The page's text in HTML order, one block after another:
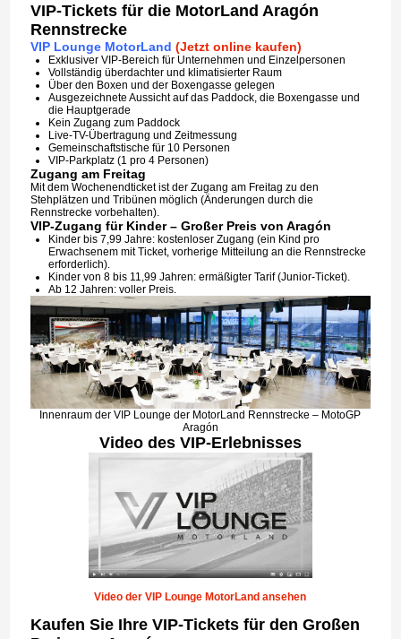
VIP-Tickets für die MotorLand Aragón
Rennstrecke
VIP Lounge MotorLand (Jetzt online kaufen)
Exklusiver VIP-Bereich für Unternehmen und Einzelpersonen
Vollständig überdachter und klimatisierter Raum
Über den Boxen und der Boxengasse gelegen
Ausgezeichnete Aussicht auf das Paddock, die Boxengasse und
die Hauptgerade
Kein Zugang zum Paddock
Live-TV-Übertragung und Zeitmessung
Gemeinschaftstische für 10 Personen
VIP-Parkplatz (1 pro 4 Personen)
Zugang am Freitag
Mit dem Wochenendticket ist der Zugang am Freitag zu den
Stehplätzen und Tribünen möglich (Änderungen durch die
Rennstrecke vorbehalten).
VIP-Zugang für Kinder – Großer Preis von Aragón
Kinder bis 7,99 Jahre: kostenloser Zugang (ein Kind pro
Erwachsenem mit Ticket, vorherige Mitteilung an die Rennstrecke
erforderlich).
Kinder von 8 bis 11,99 Jahren: ermäßigter Tarif (Junior-Ticket).
Ab 12 Jahren: voller Preis.
Innenraum der VIP Lounge der MotorLand Rennstrecke – MotoGP
Aragón
Video des VIP-Erlebnisses
Video der VIP Lounge MotorLand ansehen
Kaufen Sie Ihre VIP-Tickets für den Großen